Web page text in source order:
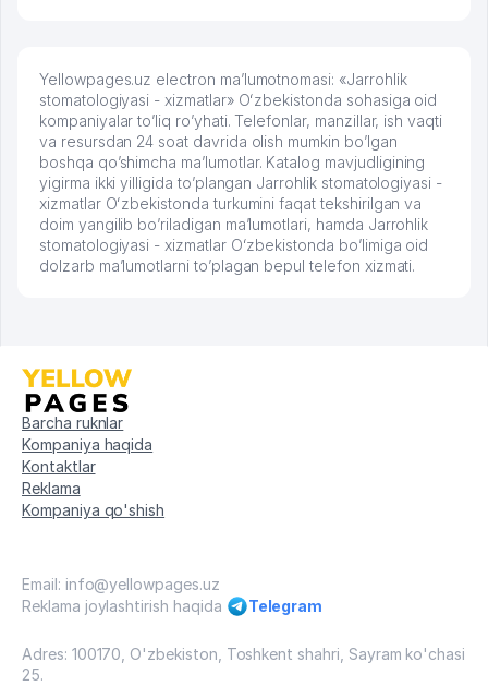
Yellowpages.uz electron ma’lumotnomasi: «Jarrohlik
stomatologiyasi - xizmatlar» Oʻzbekistonda sohasiga oid
kompaniyalar to’liq ro’yhati. Telefonlar, manzillar, ish vaqti
va resursdan 24 soat davrida olish mumkin bo’lgan
boshqa qo’shimcha ma’lumotlar. Katalog mavjudligining
yigirma ikki yilligida to’plangan Jarrohlik stomatologiyasi -
xizmatlar Oʻzbekistonda turkumini faqat tekshirilgan va
doim yangilib bo’riladigan ma’lumotlari, hamda Jarrohlik
stomatologiyasi - xizmatlar Oʻzbekistonda bo’limiga oid
dolzarb ma’lumotlarni to’plagan bepul telefon xizmati.
Barcha ruknlar
Kompaniya haqida
Kontaktlar
Reklama
Kompaniya qo'shish
Email: info@yellowpages.uz
Reklama joylashtirish haqida
Telegram
Adres: 100170, O'zbekiston, Toshkent shahri, Sayram ko'chasi
25.